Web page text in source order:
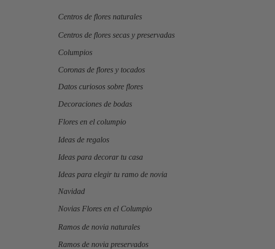
Centros de flores naturales
Centros de flores secas y preservadas
Columpios
Coronas de flores y tocados
Datos curiosos sobre flores
Decoraciones de bodas
Flores en el columpio
Ideas de regalos
Ideas para decorar tu casa
Ideas para elegir tu ramo de novia
Navidad
Novias Flores en el Columpio
Ramos de novia naturales
Ramos de novia preservados